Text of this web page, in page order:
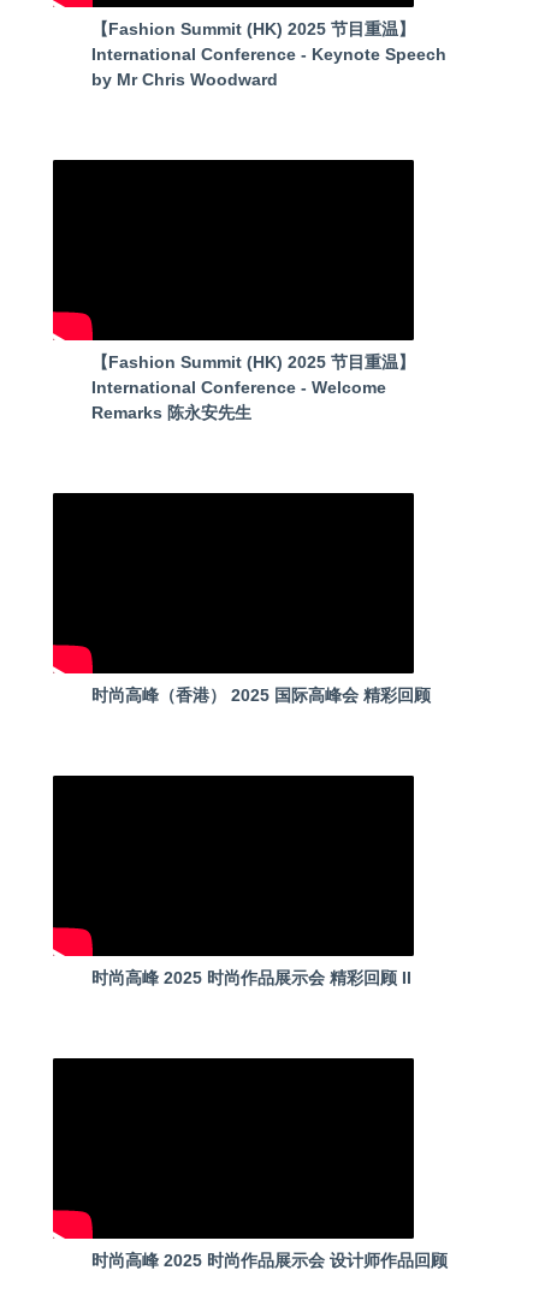
【Fashion Summit (HK) 2025 节目重温】
International Conference - Keynote Speech
by Mr Chris Woodward
【Fashion Summit (HK) 2025 节目重温】
International Conference - Welcome
Remarks 陈永安先生
时尚高峰（香港） 2025 国际高峰会 精彩回顾
时尚高峰 2025 时尚作品展示会 精彩回顾 II
时尚高峰 2025 时尚作品展示会 设计师作品回顾